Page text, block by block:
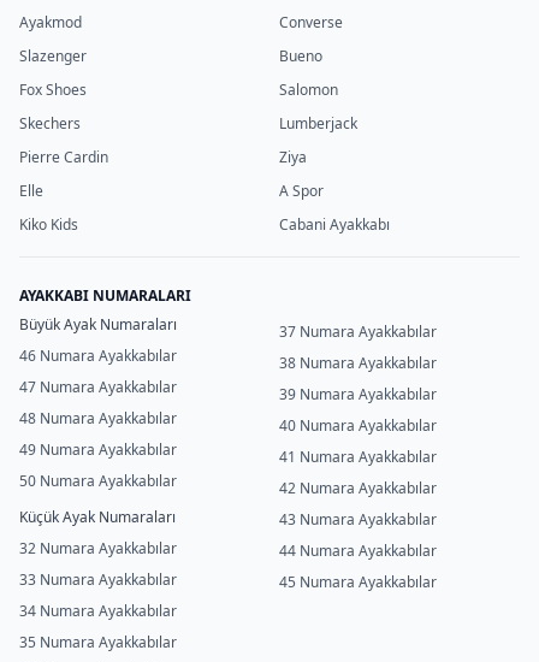
Ayakmod
Slazenger
Fox Shoes
Skechers
Pierre Cardin
Elle
Kiko Kids
Converse
Bueno
Salomon
Lumberjack
Ziya
A Spor
Cabani Ayakkabı
AYAKKABI NUMARALARI
Büyük Ayak Numaraları
46 Numara Ayakkabılar
47 Numara Ayakkabılar
48 Numara Ayakkabılar
49 Numara Ayakkabılar
50 Numara Ayakkabılar
Küçük Ayak Numaraları
32 Numara Ayakkabılar
33 Numara Ayakkabılar
34 Numara Ayakkabılar
35 Numara Ayakkabılar
37 Numara Ayakkabılar
38 Numara Ayakkabılar
39 Numara Ayakkabılar
40 Numara Ayakkabılar
41 Numara Ayakkabılar
42 Numara Ayakkabılar
43 Numara Ayakkabılar
44 Numara Ayakkabılar
45 Numara Ayakkabılar